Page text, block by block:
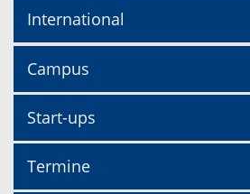
International
Campus
Start-ups
Termine